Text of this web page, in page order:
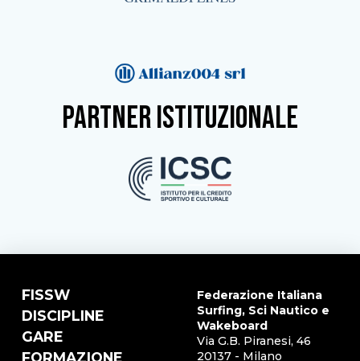
partner istituzionale
FISSW
DISCIPLINE
GARE
FORMAZIONE
Federazione Italiana
Surfing, Sci Nautico e
Wakeboard
Via G.B. Piranesi, 46
20137 - Milano